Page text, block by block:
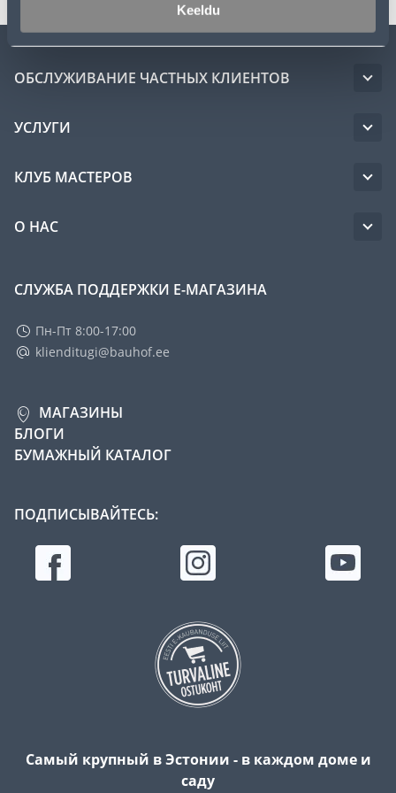
Keeldu
ОБСЛУЖИВАНИЕ ЧАСТНЫХ КЛИЕНТОВ
УСЛУГИ
КЛУБ МАСТЕРОВ
О НАС
СЛУЖБА ПОДДЕРЖКИ Е-МАГАЗИНА
Пн-Пт 8:00-17:00
klienditugi@bauhof.ee
МАГАЗИНЫ
БЛОГИ
БУМАЖНЫЙ КАТАЛОГ
ПОДПИСЫВАЙТЕСЬ:
Самый крупный в Эстонии - в каждом доме и
саду